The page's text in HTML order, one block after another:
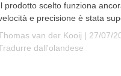
prodotto scelto funziona
e precisione è stata
van der Kooij | 27 luglio
27/07/
dall'olandese